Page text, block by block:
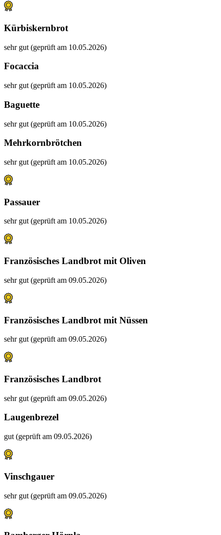
Kürbiskernbrot
sehr gut (geprüft am 10.05.2026)
Focaccia
sehr gut (geprüft am 10.05.2026)
Baguette
sehr gut (geprüft am 10.05.2026)
Mehrkornbrötchen
sehr gut (geprüft am 10.05.2026)
Passauer
sehr gut (geprüft am 10.05.2026)
Französisches Landbrot mit Oliven
sehr gut (geprüft am 09.05.2026)
Französisches Landbrot mit Nüssen
sehr gut (geprüft am 09.05.2026)
Französisches Landbrot
sehr gut (geprüft am 09.05.2026)
Laugenbrezel
gut (geprüft am 09.05.2026)
Vinschgauer
sehr gut (geprüft am 09.05.2026)